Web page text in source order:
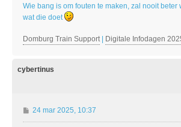
Wie bang is om fouten te maken, zal nooit beter
wat die doet
Domburg Train Support | Digitale Infodagen
cybertinus
B
e
24 mar 2025, 10:37